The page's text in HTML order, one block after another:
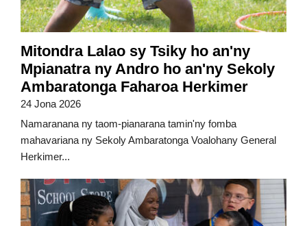
Mitondra Lalao sy Tsiky ho an'ny
Mpianatra ny Andro ho an'ny Sekoly
Ambaratonga Faharoa Herkimer
24 Jona 2026
Namaranana ny taom-pianarana tamin'ny fomba
mahavariana ny Sekoly Ambaratonga Voalohany General
Herkimer...